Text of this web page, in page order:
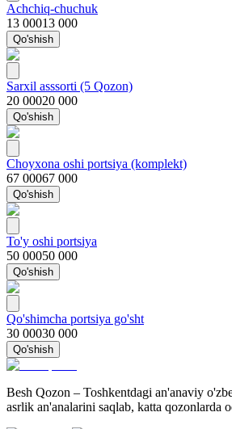
Achchiq-chuchuk
13 00013 000
Qo'shish
Sarxil asssorti (5 Qozon)
20 00020 000
Qo'shish
Choyxona oshi portsiya (komplekt)
67 00067 000
Qo'shish
To'y oshi portsiya
50 00050 000
Qo'shish
Qo'shimcha portsiya go'sht
30 00030 000
Qo'shish
Besh Qozon – Toshkentdagi an'anaviy
asrlik an'analarini saqlab, katta qozonlarda